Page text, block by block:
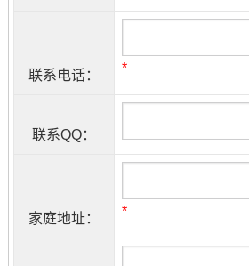
联系电话： *
联系QQ：
家庭地址： *